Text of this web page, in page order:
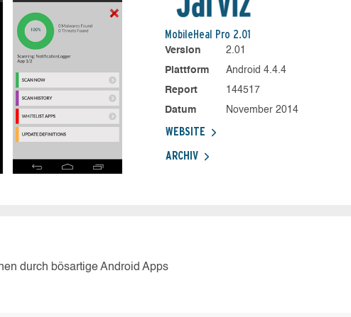
MobileHeal Pro 2.01
Version
2.01
Plattform
Android 4.4.4
Report
144517
Datum
November 2014
WEBSITE
ARCHIV
durch bösartige Android Apps